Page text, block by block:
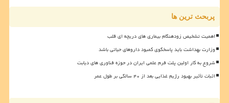
پربحث ترین ها
اهمیت تشخیص زودهنگام بیماری های دریچه ای قلب
وزارت بهداشت باید پاسخگوی کمبود داروهای حیاتی باشد
شروع به کار اولین پلت فرم علمی ایران در حوزه فناوری های دیابت
اثبات تأثیر بهبود رژیم غذایی بعد از ۴۰ سالگی بر طول عمر